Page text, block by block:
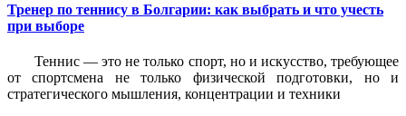
Тренер по теннису в Болгарии: как выбрать и что учесть
при выборе
Теннис — это не только спорт, но и искусство, требующее
от спортсмена не только физической подготовки, но и
стратегического мышления, концентрации и техники